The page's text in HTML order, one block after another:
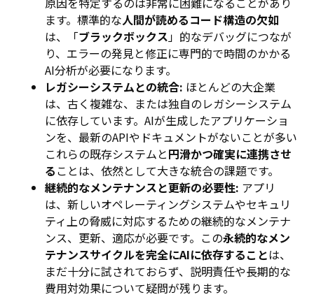
ます。標準的な人間が読めるコード構造の欠如
は、「ブラックボックス」的なデバッグにつなが
り、エラーの発見と修正に専門的で時間のかかる
AI分析が必要になります。
レガシーシステムとの統合: ほとんどの大企業
は、古く複雑な、または独自のレガシーシステム
に依存しています。AIが生成したアプリケーショ
ンを、最新のAPIやドキュメントがないことが多い
これらの既存システムと円滑かつ確実に連携させ
ることは、依然として大きな統合の課題です。
継続的なメンテナンスと更新の必要性: アプリ
は、新しいオペレーティングシステムやセキュリ
ティ上の脅威に対応するための継続的なメンテナ
ンス、更新、適応が必要です。この永続的なメン
テナンスサイクルを完全にAIに依存することは、
まだ十分に試されておらず、説明責任や長期的な
費用対効果について疑問が残ります。